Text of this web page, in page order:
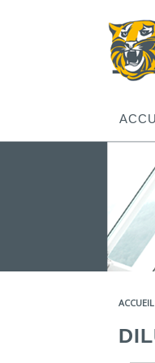
ACCUEIL